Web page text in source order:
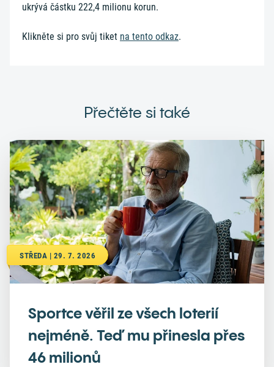
ukrývá částku 222,4 milionu korun.
Klikněte si pro svůj tiket na tento odkaz.
Přečtěte si také
STŘEDA | 29. 7. 2026
Sportce věřil ze všech loterií
nejméně. Teď mu přinesla přes
46 milionů